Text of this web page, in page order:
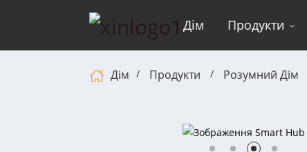
Дім Продукти
Дім Продукти Розумний Дім